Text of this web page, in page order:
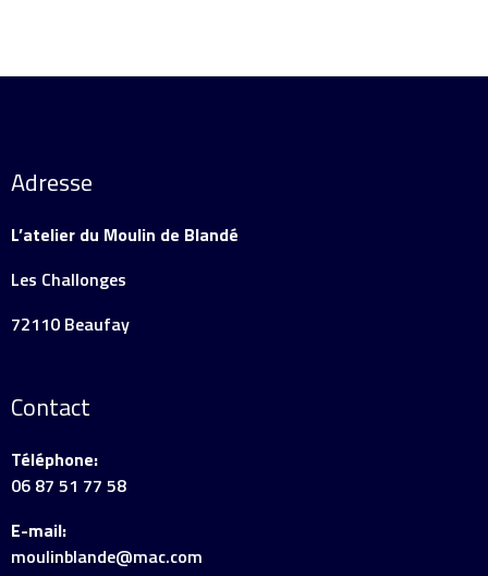
Adresse
L’atelier du Moulin de Blandé
Les Challonges
72110 Beaufay
Contact
Téléphone:
06 87 51 77 58
E-mail:
moulinblande@mac.com